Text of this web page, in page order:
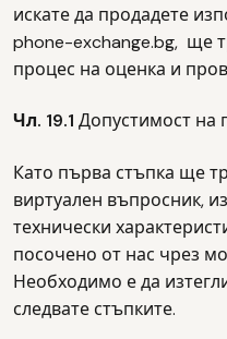
искате да продадете
phone-exchange.bg, ще
процес на оценка и
Чл. 19.1 Допустимост на
Като първа стъпка ще
виртуален въпросник,
технически
посочено от нас чрез
Необходимо е да
следвате стъпките.